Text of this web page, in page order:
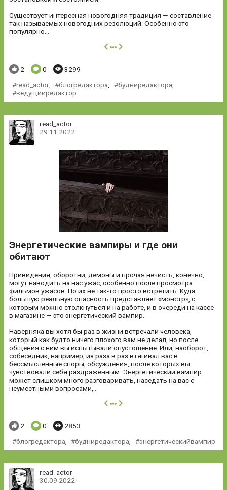
Существует интересная новогодняя традиция — составление
так называемых новогодних резолюций. Особенно это
популярно...
далее
Понравилось:
2 Комментариев:
0 Просмотров:
3299
read_actor, блогредактора будниредактора
ведущийредактор
read_actor
29.11.2022
Энергетические вампиры и где они
обитают
Привидения, оборотни, демоны и прочая нечисть, конечно,
могут наводить на нас ужас, особенно после просмотра
фильмов ужасов. Но их не так-то просто встретить. Куда
большую реальную опасность представляет «монстр», с
которым можно столкнуться и на работе, и в очереди на кассе
в магазине — это энергетический вампир.
Наверняка вы хотя бы раз в жизни встречали человека,
который как будто ничего плохого вам не делал, но после
общения с ним вы испытывали опустошение. Или, наоборот,
собеседник, например, из раза в раз втягивал вас в
бессмысленные споры, обсуждения, после которых вы
чувствовали себя раздраженным. Энергетический вампир
может слишком много разговаривать, наседать на вас с
неуместными вопросами,...
далее
Понравилось:
2 Комментариев:
0 Просмотров:
2853
блогредактора
будниредактора энергетическийвампир
read_actor
30.09.2022